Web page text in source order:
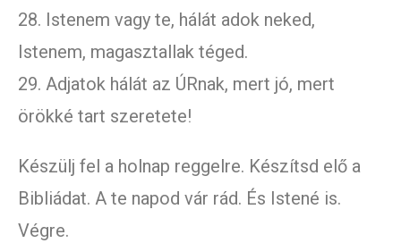
28. Istenem vagy te, hálát adok neked,
Istenem, magasztallak téged.
29. Adjatok hálát az ÚRnak, mert jó, mert
örökké tart szeretete!
Készülj fel a holnap reggelre. Készítsd elő a
Bibliádat. A te napod vár rád. És Istené is.
Végre.